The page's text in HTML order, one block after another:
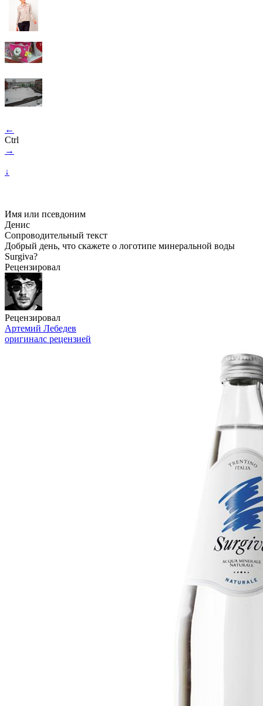
←
Ctrl
→
↓
Имя или псевдоним
Денис
Сопроводительный текст
Добрый день, что скажете о логотипе минеральной воды
Surgiva?
Рецензировал
Рецензировал
Артемий Лебедев
оригиналс рецензией